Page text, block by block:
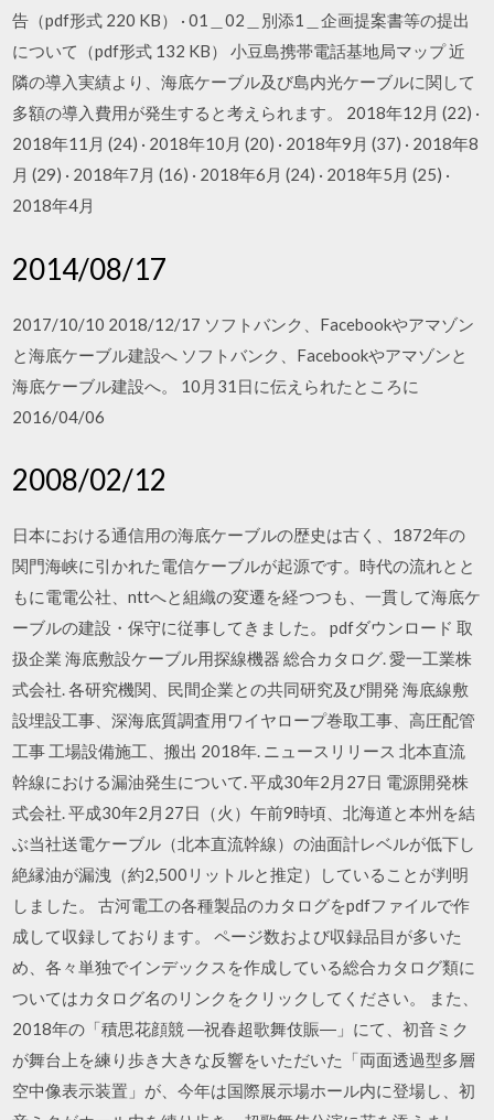
告（pdf形式 220 KB） · 01＿02＿別添1＿企画提案書等の提出
について（pdf形式 132 KB） 小豆島携帯電話基地局マップ 近
隣の導入実績より、海底ケーブル及び島内光ケーブルに関して
多額の導入費用が発生すると考えられます。 2018年12月 (22) ·
2018年11月 (24) · 2018年10月 (20) · 2018年9月 (37) · 2018年8
月 (29) · 2018年7月 (16) · 2018年6月 (24) · 2018年5月 (25) ·
2018年4月
2014/08/17
2017/10/10 2018/12/17 ソフトバンク、Facebookやアマゾン
と海底ケーブル建設へ ソフトバンク、Facebookやアマゾンと
海底ケーブル建設へ。 10月31日に伝えられたところに
2016/04/06
2008/02/12
日本における通信用の海底ケーブルの歴史は古く、1872年の
関門海峡に引かれた電信ケーブルが起源です。時代の流れとと
もに電電公社、nttへと組織の変遷を経つつも、一貫して海底ケ
ーブルの建設・保守に従事してきました。 pdfダウンロード 取
扱企業 海底敷設ケーブル用探線機器 総合カタログ. 愛一工業株
式会社. 各研究機関、民間企業との共同研究及び開発 海底線敷
設埋設工事、深海底質調査用ワイヤロープ巻取工事、高圧配管
工事 工場設備施工、搬出 2018年. ニュースリリース 北本直流
幹線における漏油発生について. 平成30年2月27日 電源開発株
式会社. 平成30年2月27日（火）午前9時頃、北海道と本州を結
ぶ当社送電ケーブル（北本直流幹線）の油面計レベルが低下し
絶縁油が漏洩（約2,500リットルと推定）していることが判明
しました。 古河電工の各種製品のカタログをpdfファイルで作
成して収録しております。 ページ数および収録品目が多いた
め、各々単独でインデックスを作成している総合カタログ類に
ついてはカタログ名のリンクをクリックしてください。 また、
2018年の「積思花顔競 ―祝春超歌舞伎賑―」にて、初音ミク
が舞台上を練り歩き大きな反響をいただいた「両面透過型多層
空中像表示装置」が、今年は国際展示場ホール内に登場し、初